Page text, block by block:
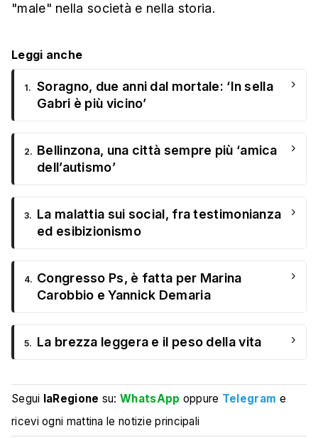
"male" nella società e nella storia.
Leggi anche
1. Soragno, due anni dal mortale: ‘In sella
Gabri è più vicino’
›
2. Bellinzona, una città sempre più ‘amica
dell’autismo’
›
3. La malattia sui social, fra testimonianza
ed esibizionismo
›
4. Congresso Ps, è fatta per Marina
Carobbio e Yannick Demaria
›
5. La brezza leggera e il peso della vita ›
Segui laRegione su:WhatsApp oppure Telegram e
ricevi ogni mattina le notizie principali